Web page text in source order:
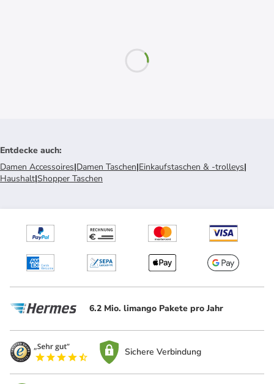
Entdecke auch:
Damen Accessoires|Damen Taschen|Einkaufstaschen & -trolleys|
Haushalt|Shopper Taschen
6.2 Mio. limango Pakete pro Jahr
Sichere Verbindung